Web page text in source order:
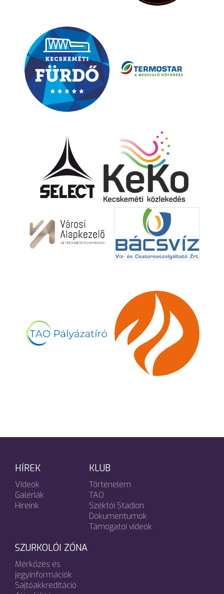
HÍREK
Videók
Galériák
Híreink
KLUB
Történelem
TAO
Széktói Stadion
Dokumentumok
Támogatói videók
SZURKOLÓI ZÓNA
Mérkőzés és
jegyinformációk
Sajtóakkreditáció